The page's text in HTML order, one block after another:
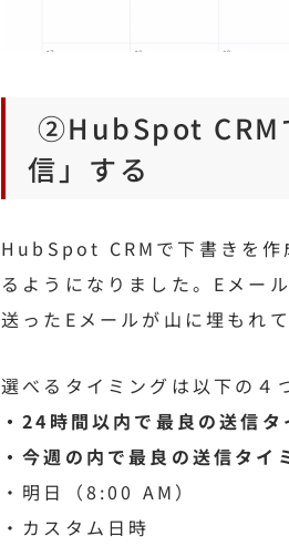
②HubSpot CRM
信」する
HubSpot CRMで下書きを作
るようになりました。Eメー
送ったEメールが山に埋もれ
選べるタイミングは以下の４
・24時間以内で最良の送信タ
・今週の内で最良の送信タイ
・明日（8:00 AM）
・カスタム日時